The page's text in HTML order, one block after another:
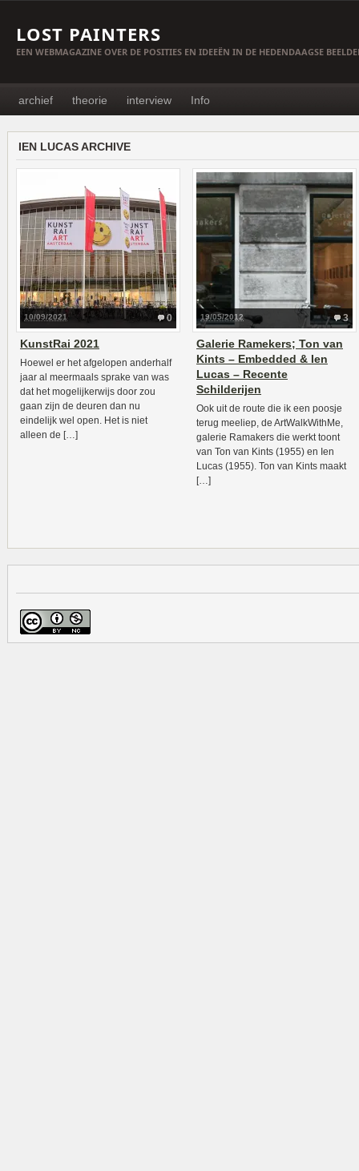
LOST PAINTERS
EEN WEBMAGAZINE OVER DE POSITIES EN IDEEËN IN DE HEDENDAAGSE
archief theorie interview Info
IEN LUCAS ARCHIVE
0
10/09/2021
KunstRai 2021
Hoewel er het afgelopen anderhalf
jaar al meermaals sprake van was
dat het mogelijkerwijs door zou
gaan zijn de deuren dan nu
eindelijk wel open. Het is niet
alleen de […]
3
19/05/2012
Galerie Ramekers; Ton van
Kints – Embedded & Ien
Lucas – Recente
Schilderijen
Ook uit de route die ik een poosje
terug meeliep, de ArtWalkWithMe,
galerie Ramakers die werkt toont
van Ton van Kints (1955) en Ien
Lucas (1955). Ton van Kints maakt
[…]